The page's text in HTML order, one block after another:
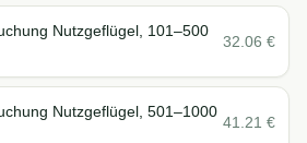
Nutzgeflügel, 101–500
32.06 €
Nutzgeflügel, 501–1000
41.21 €